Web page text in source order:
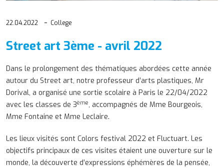
22.04.2022 College
Street art 3ème - avril 2022
Dans le prolongement des thématiques abordées cette année
autour du Street art, notre professeur d’arts plastiques, Mr
Dorival, a organisé une sortie scolaire à Paris le 22/04/2022
avec les classes de 3ème, accompagnés de Mme Bourgeois,
Mme Fontaine et Mme Leclaire.
Les lieux visités sont Colors festival 2022 et Fluctuart. Les
objectifs principaux de ces visites étaient une ouverture sur le
monde, la découverte d’expressions éphémères de la pensée,